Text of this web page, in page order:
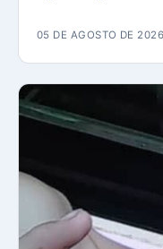
05 DE AGOSTO DE 2026